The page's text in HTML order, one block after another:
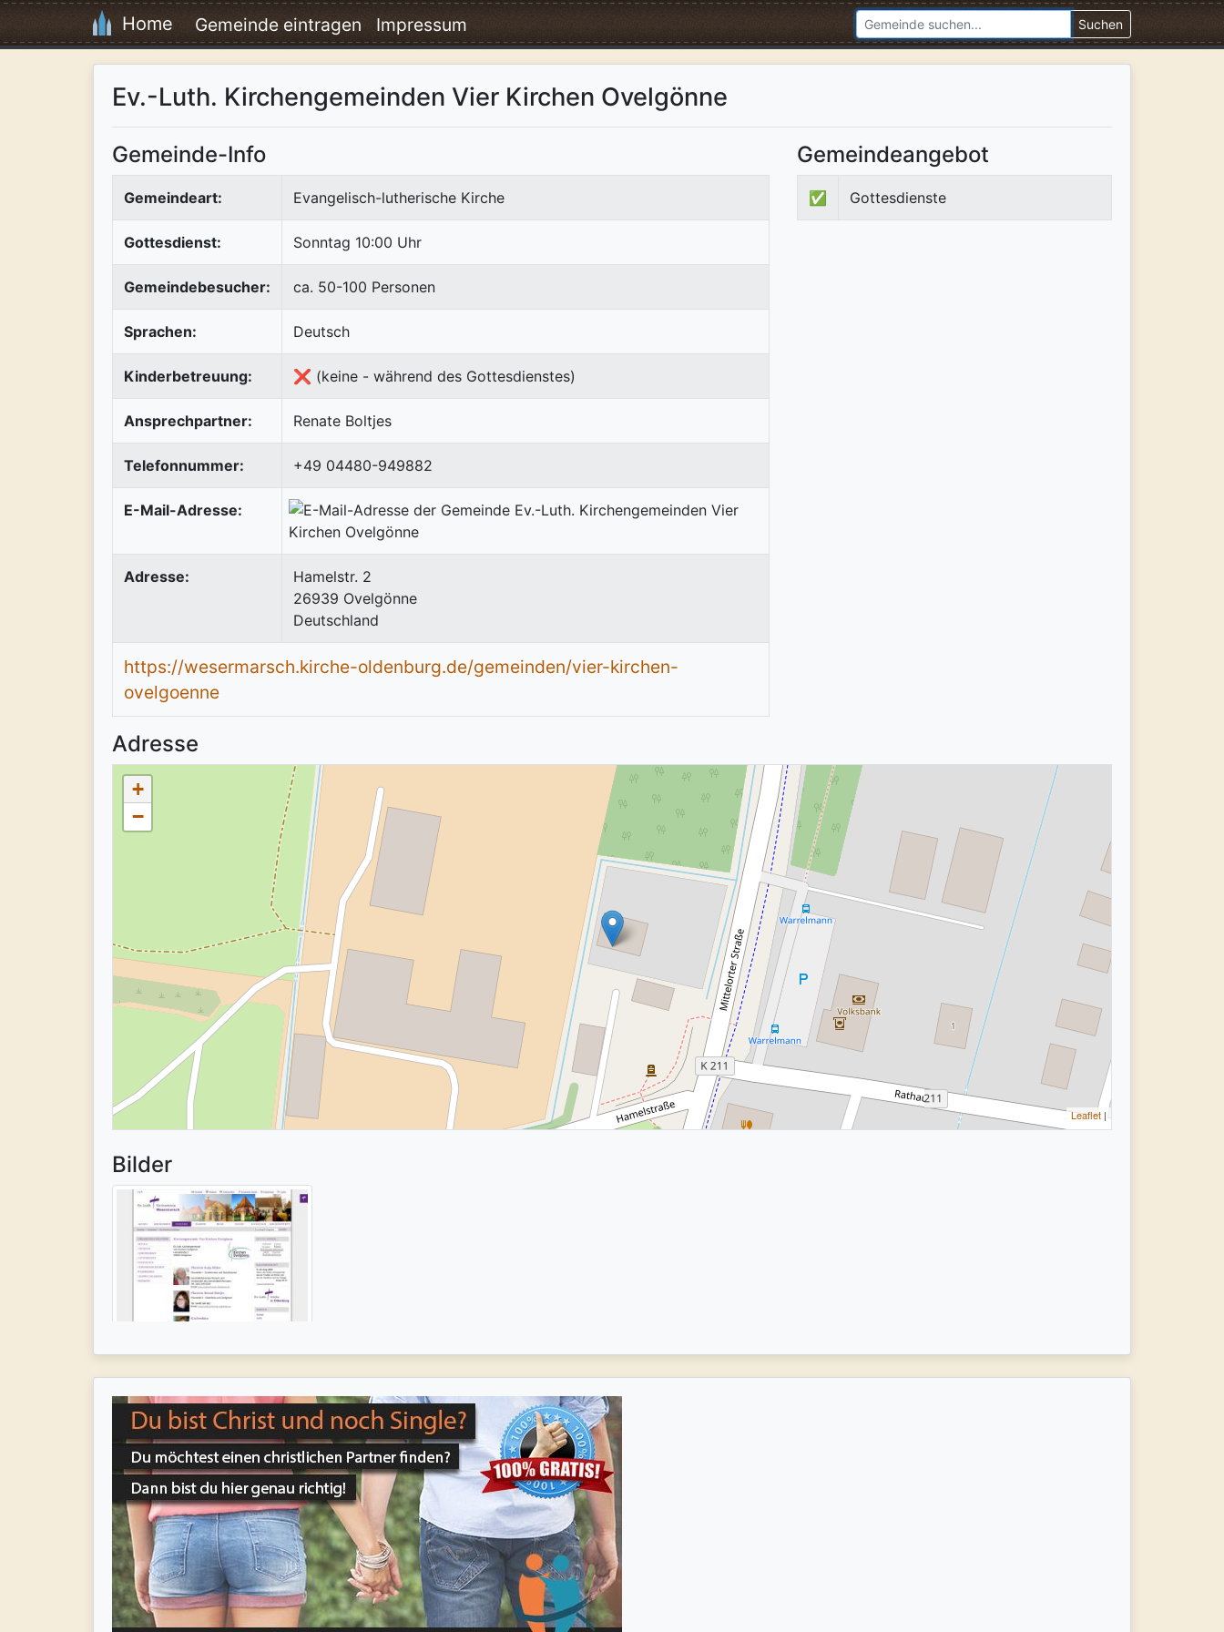
Home Gemeinde eintragen Impressum Suchen
Ev.-Luth. Kirchengemeinden Vier Kirchen Ovelgönne
Gemeinde-Info
Gemeindeart: Evangelisch-lutherische Kirche
Gottesdienst: Sonntag 10:00 Uhr
Gemeindebesucher: ca. 50-100 Personen
Sprachen: Deutsch
Kinderbetreuung: ❌ (keine - während des Gottesdienstes)
Ansprechpartner: Renate Boltjes
Telefonnummer: +49 04480-949882
E-Mail-Adresse:
Adresse:
Hamelstr. 2
26939 Ovelgönne
Deutschland
https://wesermarsch.kirche-oldenburg.de/gemeinden/vier-kirchen-
ovelgoenne
Gemeindeangebot
✅ Gottesdienste
Adresse
+
−
Leaflet |
Bilder